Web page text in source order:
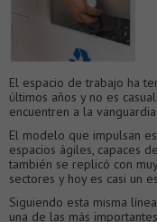
El espacio de trabajo ha
últimos años y no es
encuentren a la
El modelo que impulsan
espacios ágiles, capaces
también se replicó con
sectores y hoy es casi un
Siguiendo esta misma
una de las más